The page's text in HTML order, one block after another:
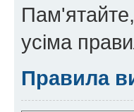
усіма
Правила